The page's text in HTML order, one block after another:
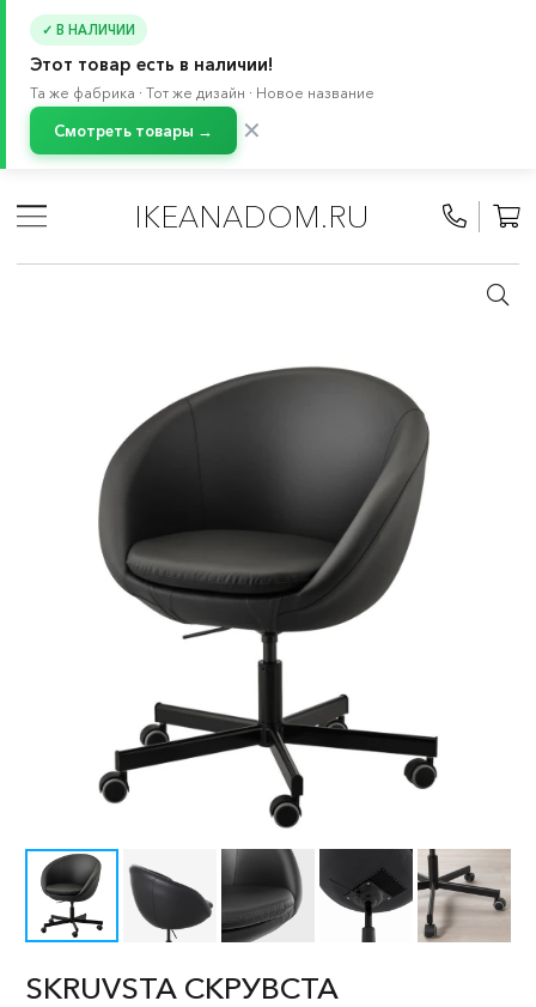
✓ В НАЛИЧИИ
Этот товар есть в наличии!
Та же фабрика · Тот же дизайн · Новое название
Смотреть товары → ✕
IKEANADOM.RU
Стулья для письменного стола /
Стулья для письменного стола
SKRUVSTA СКРУВСТА